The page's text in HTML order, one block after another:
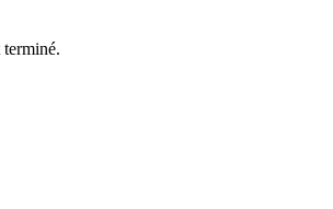
terminé.